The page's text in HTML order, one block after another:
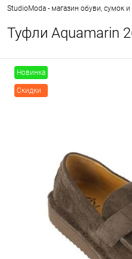
StudioModa - магазин обуви, сумок и
Туфли Aquamarin
Новинка
Скидки